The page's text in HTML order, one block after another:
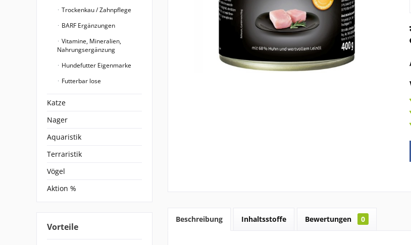
Trockenkau / Zahnpflege
BARF Ergänzungen
Vitamine, Mineralien,
Nahrungsergänzung
Hundefutter Eigenmarke
Futterbar lose
Katze
Nager
Aquaristik
Terraristik
Vögel
Aktion %
Vorteile
Beschreibung Inhaltsstoffe Bewertungen 0